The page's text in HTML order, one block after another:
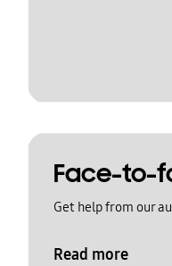
Face-to-
Get help from our
Read more